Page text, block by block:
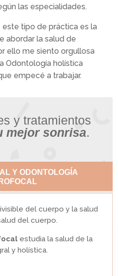
las especialidades.
tipo de práctica es la
abordar la salud de
ello me siento orgullosa
Odontología holística
empecé a trabajar.
y tratamientos
mejor sonrisa.
Y ODONTOLOGÍA
del cuerpo y la salud
del cuerpo.
estudia la salud de la
y holística.